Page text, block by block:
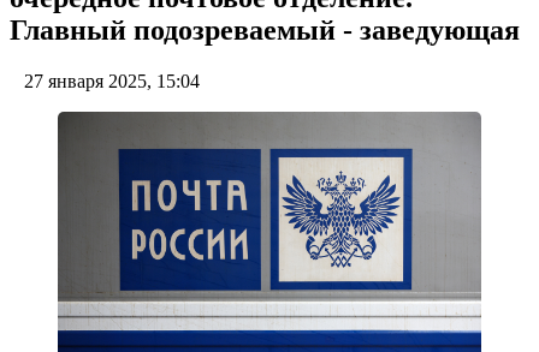
Главный подозреваемый - заведующая
27 января 2025, 15:04